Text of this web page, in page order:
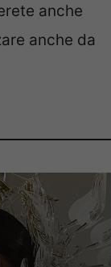
anche
anche da